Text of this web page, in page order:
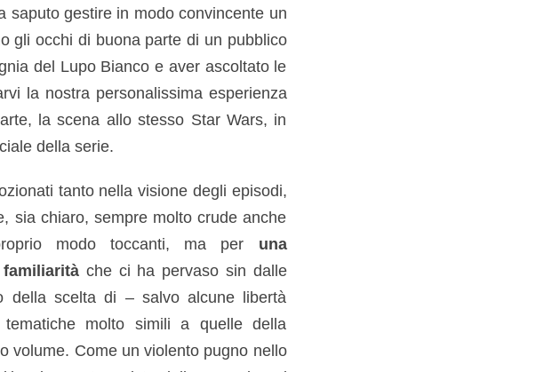
saputo gestire in modo convincente un
gli occhi di buona parte di un pubblico
del Lupo Bianco e aver ascoltato le
la nostra personalissima esperienza
la scena allo stesso Star Wars, in
della serie.
tanto nella visione degli episodi,
sia chiaro, sempre molto crude anche
modo toccanti, ma per una
che ci ha pervaso sin dalle
della scelta di – salvo alcune libertà
tematiche molto simili a quelle della
volume. Come un violento pugno nello